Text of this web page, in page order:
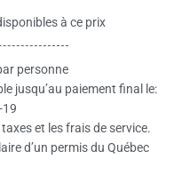
à ce prix
personne
jusqu’au paiement final le:
19
et les frais de service.
d’un permis du Québec